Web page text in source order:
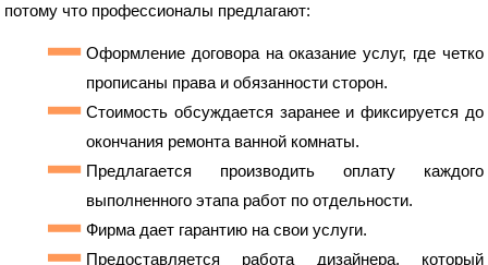
потому что профессионалы предлагают:
Оформление договора на оказание услуг, где четко
прописаны права и обязанности сторон.
Стоимость обсуждается заранее и фиксируется до
окончания ремонта ванной комнаты.
Предлагается производить оплату каждого
выполненного этапа работ по отдельности.
Фирма дает гарантию на свои услуги.
Предоставляется работа дизайнера, который